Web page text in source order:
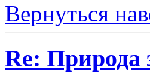
Вернуться
Re: Природа